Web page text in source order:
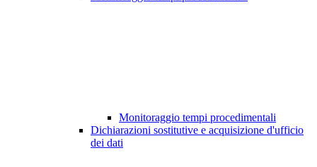
Monitoraggio tempi procedimentali
Dichiarazioni sostitutive e acquisizione d'ufficio
dei dati